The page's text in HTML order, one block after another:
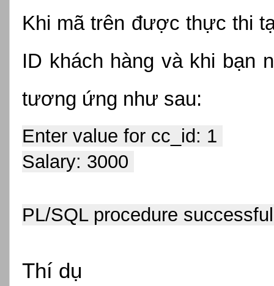
Khi mã trên được thực thi
ID khách hàng và khi bạn
tương ứng như sau:
Enter value for cc_id: 1
Salary: 3000
PL/SQL procedure
Thí dụ